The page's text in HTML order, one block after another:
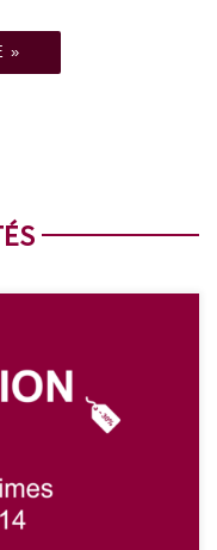
»
2012 et 2014 : -
(au lieu de 14€) -
(au lieu de 12,50€)